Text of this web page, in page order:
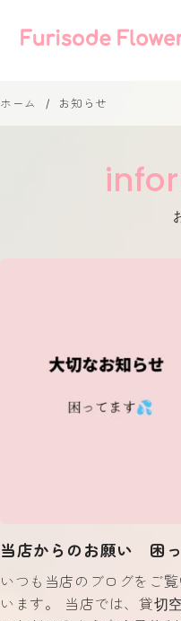
ホーム お知らせ
当店からのお願い 困
いつも当店のブログをご
います。 当店では、貸切